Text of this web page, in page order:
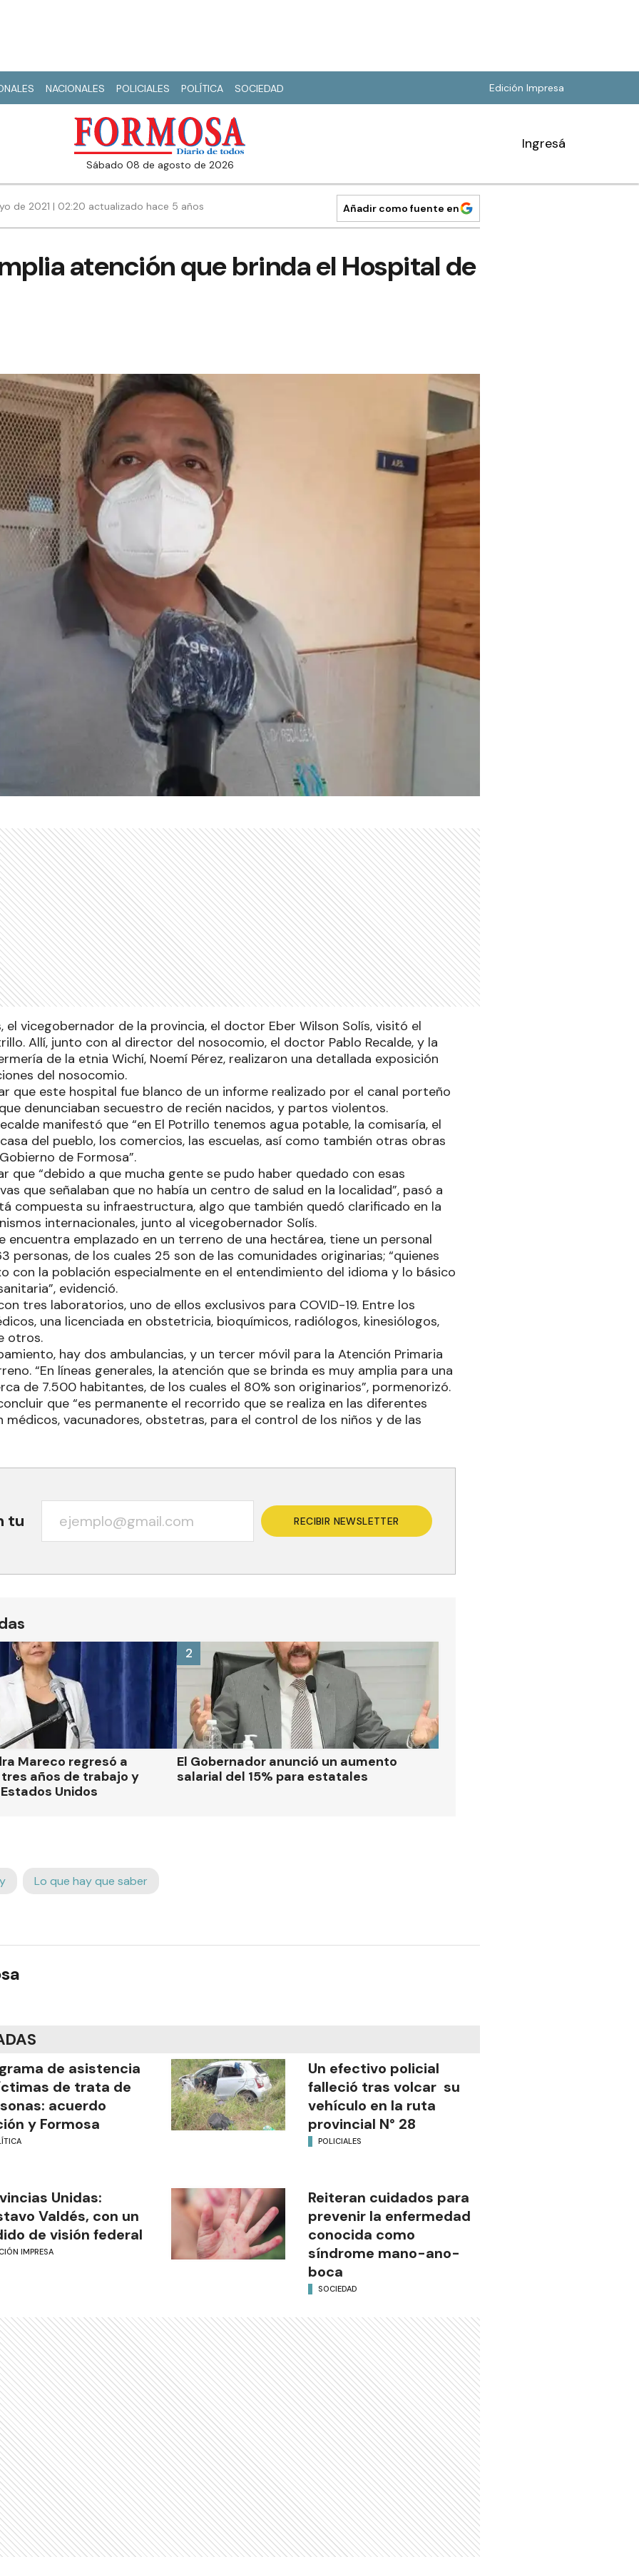
NACIONALES POLICIALES POLÍTICA SOCIEDAD Edición Impresa
sábado 08 de agosto de 2026
Ingresá
de 2021 | 02:20 actualizado hace 5 años Añadir como fuente en
atención que brinda el Hospital de
el vicegobernador de la provincia, el doctor Eber Wilson Solís, visitó el
Allí, junto con al director del nosocomio, el doctor Pablo Recalde, y la
de la etnia Wichí, Noemí Pérez, realizaron una detallada exposición
del nosocomio.
que este hospital fue blanco de un informe realizado por el canal porteño
denunciaban secuestro de recién nacidos, y partos violentos.
manifestó que “en El Potrillo tenemos agua potable, la comisaría, el
del pueblo, los comercios, las escuelas, así como también otras obras
de Formosa”.
que “debido a que mucha gente se pudo haber quedado con esas
que señalaban que no había un centro de salud en la localidad”, pasó a
compuesta su infraestructura, algo que también quedó clarificado en la
internacionales, junto al vicegobernador Solís.
encuentra emplazado en un terreno de una hectárea, tiene un personal
personas, de los cuales 25 son de las comunidades originarias; “quienes
con la población especialmente en el entendimiento del idioma y lo básico
evidenció.
tres laboratorios, uno de ellos exclusivos para COVID-19. Entre los
una licenciada en obstetricia, bioquímicos, radiólogos, kinesiólogos,
otros.
hay dos ambulancias, y un tercer móvil para la Atención Primaria
“En líneas generales, la atención que se brinda es muy amplia para una
de 7.500 habitantes, de los cuales el 80% son originarios”, pormenorizó.
que “es permanente el recorrido que se realiza en las diferentes
médicos, vacunadores, obstetras, para el control de los niños y de las
tu RECIBIR NEWSLETTER
Mareco regresó a
años de trabajo y
Unidos
El Gobernador anunció un aumento
salarial del 15% para estatales
2
Lo que hay que saber
de asistencia
de trata de
acuerdo
y Formosa
Un efectivo policial
falleció tras volcar su
vehículo en la ruta
provincial N° 28
POLICIALES
Unidas:
Valdés, con un
de visión federal
IMPRESA
Reiteran cuidados para
prevenir la enfermedad
conocida como
síndrome mano-ano-
boca
SOCIEDAD